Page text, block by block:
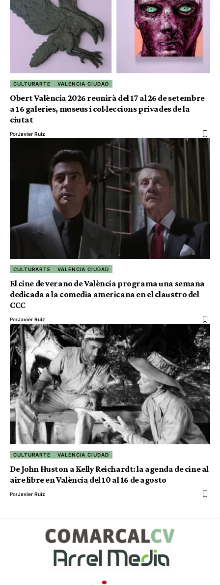
CULTURARTE VALENCIA CIUDAD
Obert València 2026 reunirà del 17 al 26 de setembre
a 16 galeries, museus i col·leccions privades de la
ciutat
PorJavier Ruiz
CULTURARTE VALENCIA CIUDAD
El cine de verano de València programa una semana
dedicada a la comedia americana en el claustro del
CCC
PorJavier Ruiz
CULTURARTE VALENCIA CIUDAD
De John Huston a Kelly Reichardt: la agenda de cine al
aire libre en València del 10 al 16 de agosto
PorJavier Ruiz